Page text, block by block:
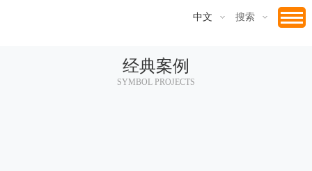
中文 搜索
经典案例
SYMBOL PROJECTS